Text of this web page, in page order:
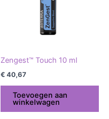
Zengest™ Touch 10 ml
€ 40,67
Toevoegen aan
winkelwagen